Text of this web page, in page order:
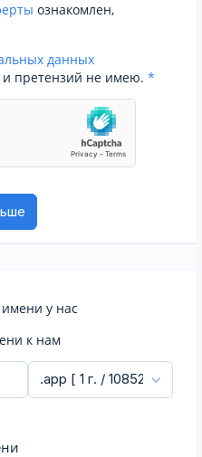
ознакомлен,
данных
претензий не имею. *
у нас
к нам